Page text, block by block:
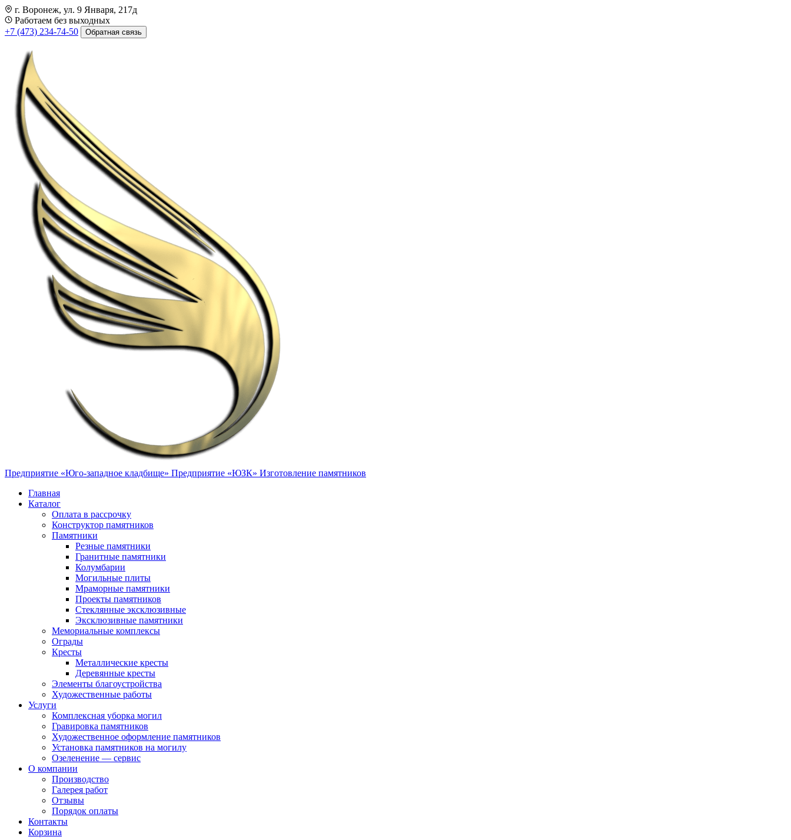
г. Воронеж, ул. 9 Января, 217д
Работаем без выходных
+7 (473) 234-74-50
Обратная связь
Предприятие «Юго-западное кладбище» Предприятие «ЮЗК» Изготовление памятников
Главная
Каталог
Оплата в рассрочку
Конструктор памятников
Памятники
Резные памятники
Гранитные памятники
Колумбарии
Могильные плиты
Мраморные памятники
Проекты памятников
Стеклянные эксклюзивные
Эксклюзивные памятники
Мемориальные комплексы
Ограды
Кресты
Металлические кресты
Деревянные кресты
Элементы благоустройства
Художественные работы
Услуги
Комплексная уборка могил
Гравировка памятников
Художественное оформление памятников
Установка памятников на могилу
Озеленение — сервис
О компании
Производство
Галерея работ
Отзывы
Порядок оплаты
Контакты
Корзина